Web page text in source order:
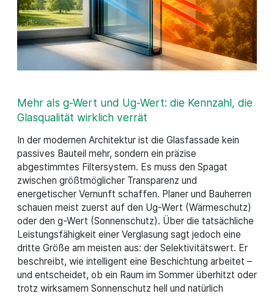
Mehr als g-Wert und Ug-Wert: die Kennzahl, die
Glasqualität wirklich verrät
In der modernen Architektur ist die Glasfassade kein
passives Bauteil mehr, sondern ein präzise
abgestimmtes Filtersystem. Es muss den Spagat
zwischen größtmöglicher Transparenz und
energetischer Vernunft schaffen. Planer und Bauherren
schauen meist zuerst auf den Ug-Wert (Wärmeschutz)
oder den g-Wert (Sonnenschutz). Über die tatsächliche
Leistungsfähigkeit einer Verglasung sagt jedoch eine
dritte Größe am meisten aus: der Selektivitätswert. Er
beschreibt, wie intelligent eine Beschichtung arbeitet –
und entscheidet, ob ein Raum im Sommer überhitzt oder
trotz wirksamem Sonnenschutz hell und natürlich